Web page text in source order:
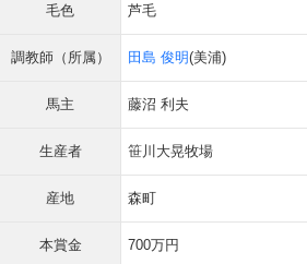
毛色 芦毛
調教師（所属） 田島 俊明(美浦)
馬主 藤沼 利夫
生産者 笹川大晃牧場
産地 森町
本賞金 700万円